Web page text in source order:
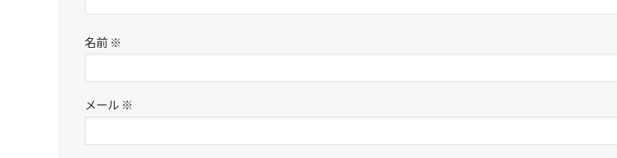
名前 ※
メール ※